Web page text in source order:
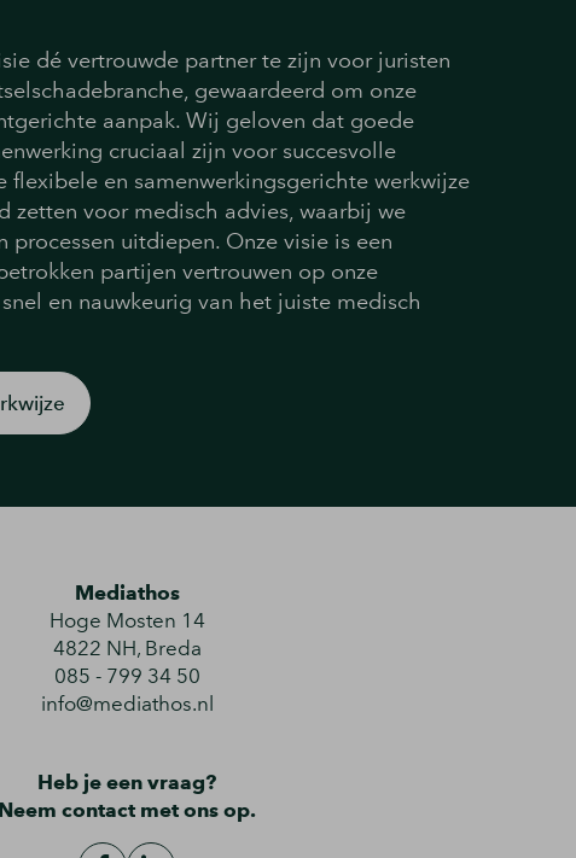
dé vertrouwde partner te zijn voor juristen
gewaardeerd om onze
aanpak. Wij geloven dat goede
cruciaal zijn voor succesvolle
flexibele en samenwerkingsgerichte werkwijze
zetten voor medisch advies, waarbij we
processen uitdiepen. Onze visie is een
partijen vertrouwen op onze
en nauwkeurig van het juiste medisch
Mediathos
Hoge Mosten 14
4822 NH, Breda
085 - 799 34 50
info@mediathos.nl
Heb je een vraag?
Neem contact met ons op.